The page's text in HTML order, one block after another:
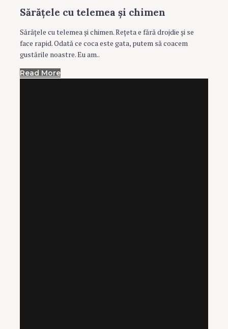
Sărăţele cu telemea și chimen
Sărăţele cu telemea şi chimen. Reţeta e fără drojdie şi se
face rapid. Odată ce coca este gata, putem să coacem
gustările noastre. Eu am..
Read More